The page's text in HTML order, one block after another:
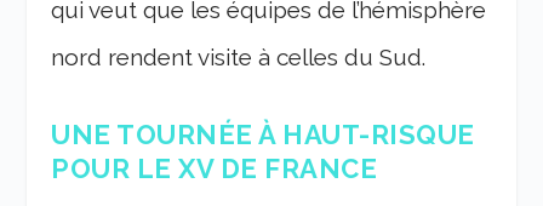
qui veut que les équipes de l’hémisphère
nord rendent visite à celles du Sud.
UNE TOURNÉE À HAUT-RISQUE
POUR LE XV DE FRANCE